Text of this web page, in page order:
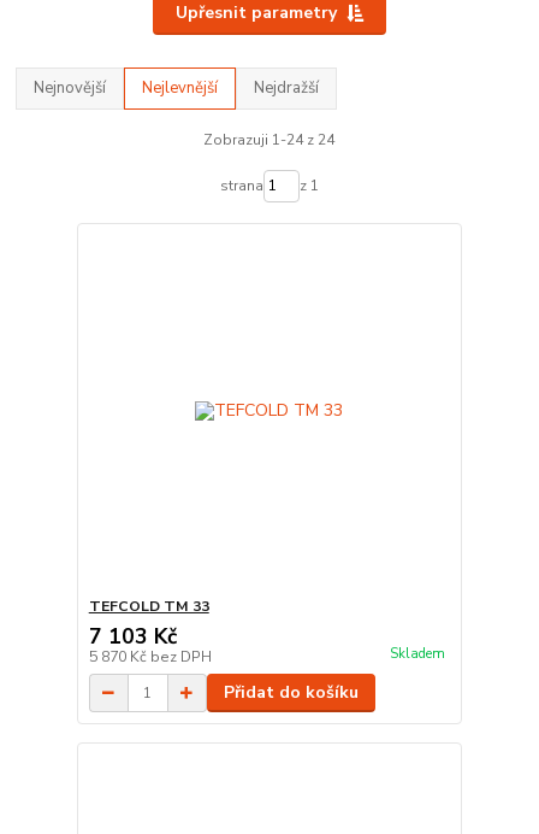
Upřesnit parametry
Nejnovější Nejlevnější Nejdražší
Zobrazuji 1-24 z 24
strana z 1
TEFCOLD TM 33
7 103 Kč
5 870 Kč bez DPH Skladem
Přidat do košíku